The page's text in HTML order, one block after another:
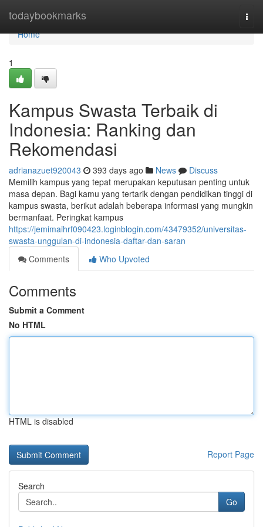
todaybookmarks
Home
Home
1
Kampus Swasta Terbaik di
Indonesia: Ranking dan
Rekomendasi
adrianazuet920043 393 days ago News
Discuss
Memilih kampus yang tepat merupakan keputusan penting untuk
masa depan. Bagi kamu yang tertarik dengan pendidikan tinggi di
kampus swasta, berikut adalah beberapa informasi yang mungkin
bermanfaat. Peringkat kampus
https://jemimaihrf090423.loginblogin.com/43479352/universitas-
swasta-unggulan-di-indonesia-daftar-dan-saran
Comments
Who Upvoted
Comments
Submit a Comment
No HTML
HTML is disabled
Report Page
Search
Go